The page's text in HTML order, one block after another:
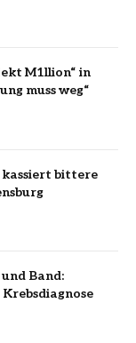
M1llion“ in
muss weg“
kassiert bittere
Band: